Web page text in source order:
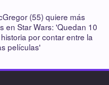
(55) quiere más
en Star Wars: 'Quedan 10
por contar entre la
películas'